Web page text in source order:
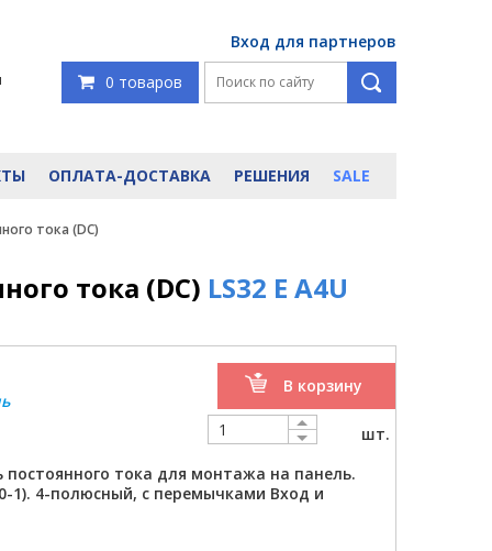
Вход для партнеров
0 товаров
ОПЛАТА-ДОСТАВКА РЕШЕНИЯ SALE
тока (DC)
тока (DC) LS32 E A4U
В корзину
шт.
тока для монтажа на панель.
1). 4-полюсный, с перемычками Вход и